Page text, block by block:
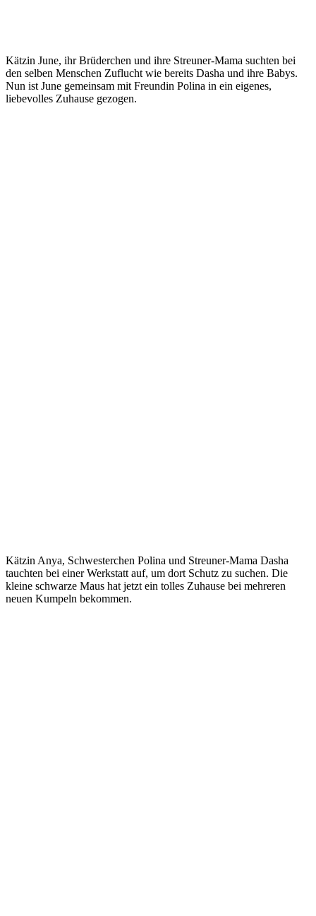
Kätzin June, ihr Brüderchen und ihre Streuner-Mama suchten bei
den selben Menschen Zuflucht wie bereits Dasha und ihre Babys.
Nun ist June gemeinsam mit Freundin Polina in ein eigenes,
liebevolles Zuhause gezogen.
Kätzin Anya, Schwesterchen Polina und Streuner-Mama Dasha
tauchten bei einer Werkstatt auf, um dort Schutz zu suchen. Die
kleine schwarze Maus hat jetzt ein tolles Zuhause bei mehreren
neuen Kumpeln bekommen.